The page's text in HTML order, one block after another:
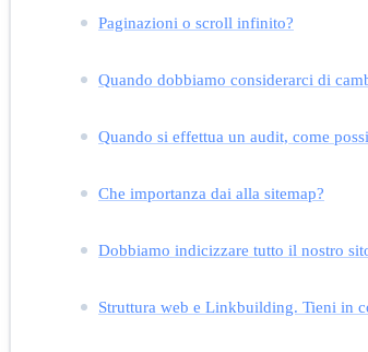
Paginazioni o scroll infinito?
Quando dobbiamo considerarci di
Quando si effettua un audit, come
Che importanza dai alla sitemap?
Dobbiamo indicizzare tutto il nostro
Struttura web e Linkbuilding. Tieni in